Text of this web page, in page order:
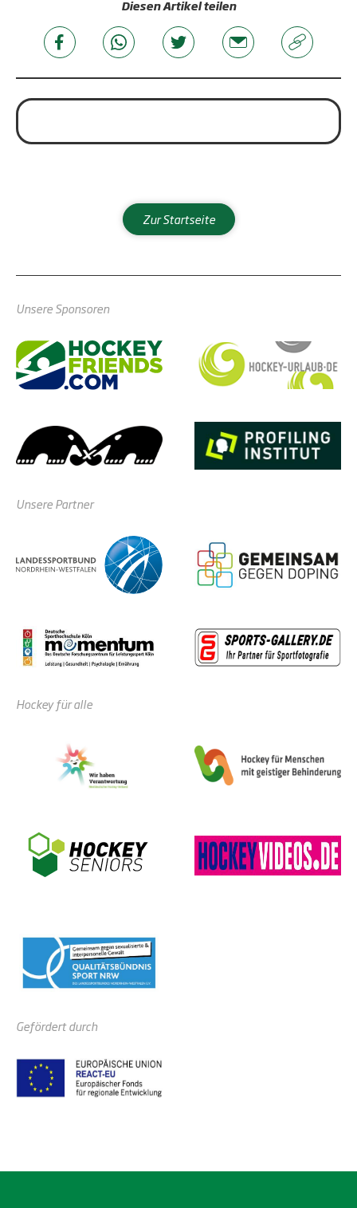
Diesen Artikel teilen
Zur Startseite
Unsere Sponsoren
Unsere Partner
Hockey für alle
Gefördert durch